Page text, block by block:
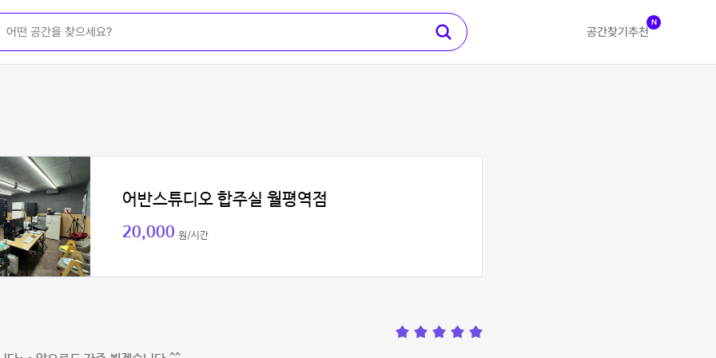
공간찾기 추천
N
어반스튜디오 합주실 월평역점
20,000 원/시간